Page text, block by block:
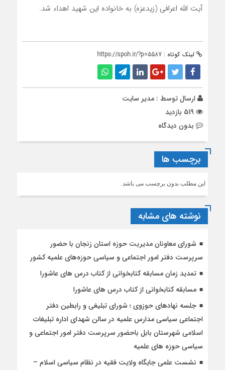
آیت الله اعرافی (زیدعزه) به خانواده این شهید اهداء شد.
لینک کوتاه : https://spoh.ir/?p=5587
ارسال توسط : مدیر سایت
بدون دیدگاه
برچسب ها
این مطلب بدون برچسب می باشد.
نوشته های مشابه
شورای معاونان مدیریت حوزه استان زنجان با حضور
سرپرست دفتر امور اجتماعی و سیاسی حوزه‌های علمیه کشور
تمدید زمان مسابقه کتابخوانی از کتاب درس های عاشورا
مسابقه کتابخوانی از کتاب درس های عاشورا
جلسه نهادهای حوزوی ؛ شورای تبلیغی و رابطین دفتر
اجتماعی سیاسی مدارس علمیه در سالن شهدای اداره تبلیغات
اسلامی شهرستان بابل باحضور سرپرست دفتر امور اجتماعی و
سیاسی حوزه های علمیه
نشست علمی جایگاه ولایت فقیه در نظام سیاسی اسلام –